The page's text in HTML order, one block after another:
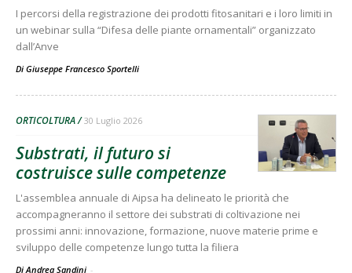
I percorsi della registrazione dei prodotti fitosanitari e i loro limiti in
un webinar sulla “Difesa delle piante ornamentali” organizzato
dall’Anve
Di Giuseppe Francesco Sportelli
ORTICOLTURA 30 Luglio 2026
Substrati, il futuro si
costruisce sulle competenze
L'assemblea annuale di Aipsa ha delineato le priorità che
accompagneranno il settore dei substrati di coltivazione nei
prossimi anni: innovazione, formazione, nuove materie prime e
sviluppo delle competenze lungo tutta la filiera
Di Andrea Sandini -